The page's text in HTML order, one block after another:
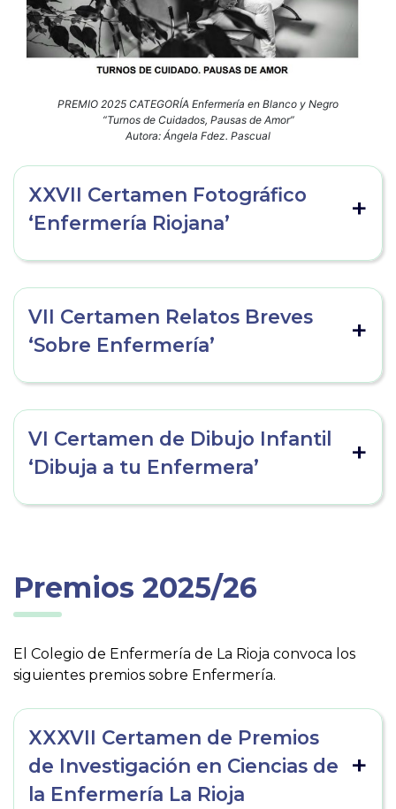
PREMIO 2025 CATEGORÍA Enfermería en Blanco y Negro
“Turnos de Cuidados, Pausas de Amor”
Autora: Ángela Fdez. Pascual
XXVII Certamen Fotográfico
‘Enfermería Riojana’
VII Certamen Relatos Breves
‘Sobre Enfermería’
VI Certamen de Dibujo Infantil
‘Dibuja a tu Enfermera’
Premios 2025/26
El Colegio de Enfermería de La Rioja convoca los
siguientes premios sobre Enfermería.
XXXVII Certamen de Premios
de Investigación en Ciencias de
la Enfermería La Rioja